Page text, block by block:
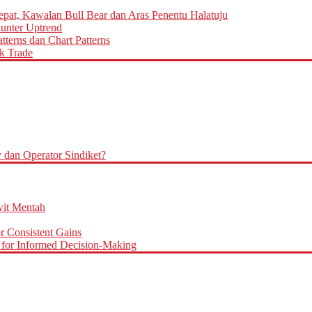
Kawalan Bull Bear dan Aras Penentu Halatuju
Uptrend
dan Chart Patterns
Trade
Operator Sindiket?
Mentah
Consistent Gains
for Informed Decision-Making